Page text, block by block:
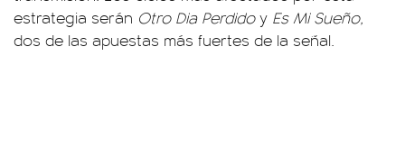
estrategia serán Otro Dia Perdidoy Es Mi Sueño,
dos de las apuestas más fuertes de la señal.